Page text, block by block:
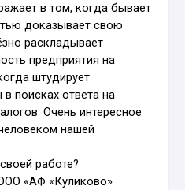
в том, когда бывает
доказывает свою
раскладывает
предприятия на
штудирует
поисках ответа на
Очень интересное
нашей
работе?
«АФ «Куликово»